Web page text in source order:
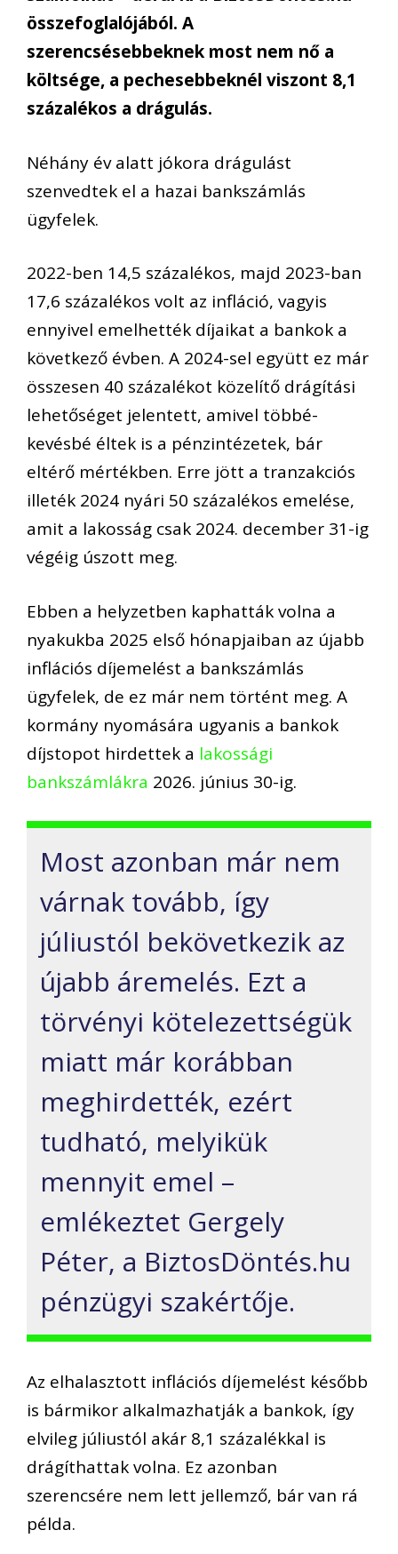
összefoglalójából. A
szerencsésebbeknek most nem nő a
költsége, a pechesebbeknél viszont 8,1
százalékos a drágulás.
Néhány év alatt jókora drágulást
szenvedtek el a hazai bankszámlás
ügyfelek.
2022-ben 14,5 százalékos, majd 2023-ban
17,6 százalékos volt az infláció, vagyis
ennyivel emelhették díjaikat a bankok a
következő évben. A 2024-sel együtt ez már
összesen 40 százalékot közelítő drágítási
lehetőséget jelentett, amivel többé-
kevésbé éltek is a pénzintézetek, bár
eltérő mértékben. Erre jött a tranzakciós
illeték 2024 nyári 50 százalékos emelése,
amit a lakosság csak 2024. december 31-ig
végéig úszott meg.
Ebben a helyzetben kaphatták volna a
nyakukba 2025 első hónapjaiban az újabb
inflációs díjemelést a bankszámlás
ügyfelek, de ez már nem történt meg. A
kormány nyomására ugyanis a bankok
díjstopot hirdettek a lakossági
bankszámlákra 2026. június 30-ig.
Most azonban már nem
várnak tovább, így
júliustól bekövetkezik az
újabb áremelés. Ezt a
törvényi kötelezettségük
miatt már korábban
meghirdették, ezért
tudható, melyikük
mennyit emel –
emlékeztet Gergely
Péter, a BiztosDöntés.hu
pénzügyi szakértője.
Az elhalasztott inflációs díjemelést később
is bármikor alkalmazhatják a bankok, így
elvileg júliustól akár 8,1 százalékkal is
drágíthattak volna. Ez azonban
szerencsére nem lett jellemző, bár van rá
példa.